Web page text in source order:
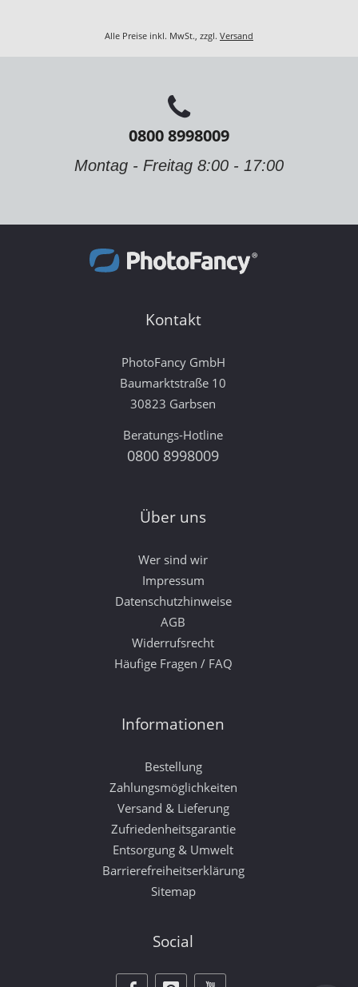
Alle Preise inkl. MwSt., zzgl. Versand
0800 8998009
Montag - Freitag 8:00 - 17:00
Kontakt
PhotoFancy GmbH
Baumarktstraße 10
30823 Garbsen
Beratungs-Hotline
0800 8998009
Über uns
Wer sind wir
Impressum
Datenschutzhinweise
AGB
Widerrufsrecht
Häufige Fragen / FAQ
Informationen
Bestellung
Zahlungsmöglichkeiten
Versand & Lieferung
Zufriedenheitsgarantie
Entsorgung & Umwelt
Barrierefreiheitserklärung
Sitemap
Social